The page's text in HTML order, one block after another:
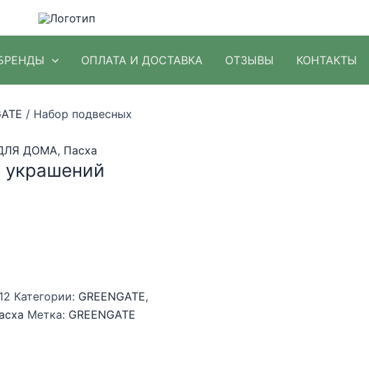
ОПЛАТА И ДОСТАВКА ОТЗЫВЫ КОНТАКТЫ
/ Набор подвесных
ДОМА, Пасха
Категории: GREENGATE,
Метка: GREENGATE